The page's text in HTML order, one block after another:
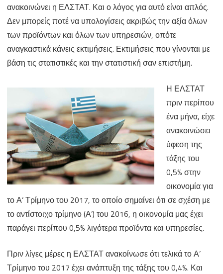
ανακοινώνει η ΕΛΣΤΑΤ. Και ο λόγος για αυτό είναι απλός.
Δεν μπορείς ποτέ να υπολογίσεις ακριβώς την αξία όλων
των προϊόντων και όλων των υπηρεσιών, οπότε
αναγκαστικά κάνεις εκτιμήσεις. Εκτιμήσεις που γίνονται με
βάση τις στατιστικές και την στατιστική σαν επιστήμη.
Η ΕΛΣΤΑΤ
πριν περίπου
ένα μήνα, είχε
ανακοινώσει
ύφεση της
τάξης του
0,5% στην
οικονομία για
το Α’ Τρίμηνο του 2017, το οποίο σημαίνει ότι σε σχέση με
το αντίστοιχο τρίμηνο (Α’) του 2016, η οικονομία μας έχει
παράγει περίπου 0,5% λιγότερα προϊόντα και υπηρεσίες.
Πριν λίγες μέρες η ΕΛΣΤΑΤ ανακοίνωσε ότι τελικά το Α’
Τρίμηνο του 2017 έχει ανάπτυξη της τάξης του 0,4%. Και